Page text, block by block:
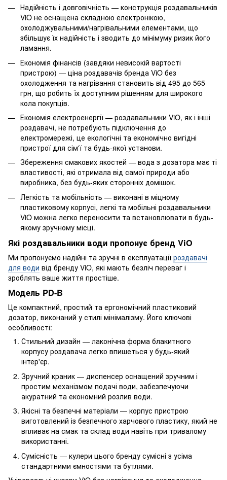
Надійність і довговічність — конструкція роздавальників
ViO не оснащена складною електронікою,
охолоджувальними/нагрівальними елементами, що
збільшує їх надійність і зводить до мінімуму ризик його
ламання.
Економія фінансів (завдяки невисокій вартості
пристрою) — ціна роздавачів бренда ViO без
охолодження та нагрівання становить від 495 до 565
грн, що робить їх доступним рішенням для широкого
кола покупців.
Економія електроенергії — роздавальники ViO, як і інші
роздавачі, не потребують підключення до
електромережі, це екологічні та економічно вигідні
пристрої для сім'ї та будь-якої установи.
Збереження смакових якостей — вода з дозатора має ті
властивості, які отримала від самої природи або
виробника, без будь-яких сторонніх домішок.
Легкість та мобільність — виконані в міцному
пластиковому корпусі, легкі та мобільні роздавальники
ViO можна легко переносити та встановлювати в будь-
якому зручному місці.
Які роздавальники води пропонує бренд ViO
Ми пропонуємо надійні та зручні в експлуатації роздавачі
для води від бренду ViO, які мають безліч переваг і
зроблять ваше життя простіше.
Модель PD-B
Це компактний, простий та ергономічний пластиковий
дозатор, виконаний у стилі мінімалізму. Його ключові
особливості:
Стильний дизайн — лаконічна форма блакитного
корпусу роздавача легко впишеться у будь-який
інтер'єр.
Зручний краник — диспенсер оснащений зручним і
простим механізмом подачі води, забезпечуючи
акуратний та економний розлив води.
Якісні та безпечні матеріали — корпус пристрою
виготовлений із безпечного харчового пластику, який не
впливає на смак та склад води навіть при тривалому
використанні.
Сумісність — кулери цього бренду сумісні з усіма
стандартними ємностями та бутлями.